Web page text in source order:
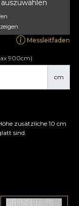
Messleitfaden
cm
900cm)
zusätzliche 10 cm
sind.